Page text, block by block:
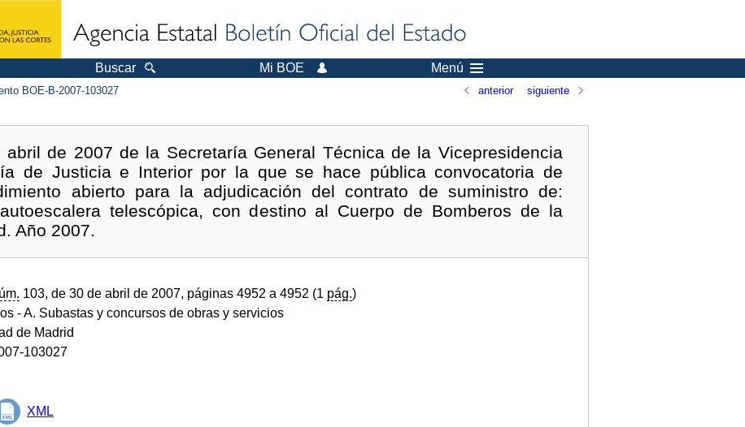
Buscar Mi BOE Menú
BOE-B-2007-103027 anterior siguiente
de 2007 de la Secretaría General Técnica de la Vicepresidencia
de Justicia e Interior por la que se hace pública convocatoria de
abierto para la adjudicación del contrato de suministro de:
telescópica, con destino al Cuerpo de Bomberos de la
Año 2007.
103, de 30 de abril de 2007, páginas 4952 a 4952 (1 pág.)
- A. Subastas y concursos de obras y servicios
de Madrid
103027
XML